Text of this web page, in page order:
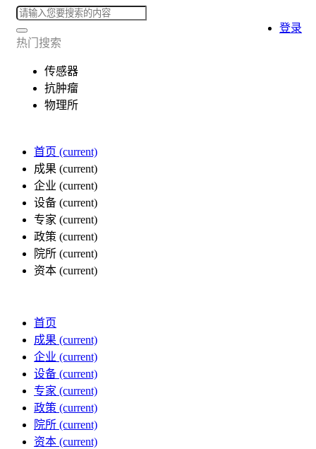
热门搜索
传感器
抗肿瘤
物理所
首页 (current)
成果 (current)
企业 (current)
设备 (current)
专家 (current)
政策 (current)
院所 (current)
资本 (current)
登录
首页
成果 (current)
企业 (current)
设备 (current)
专家 (current)
政策 (current)
院所 (current)
资本 (current)